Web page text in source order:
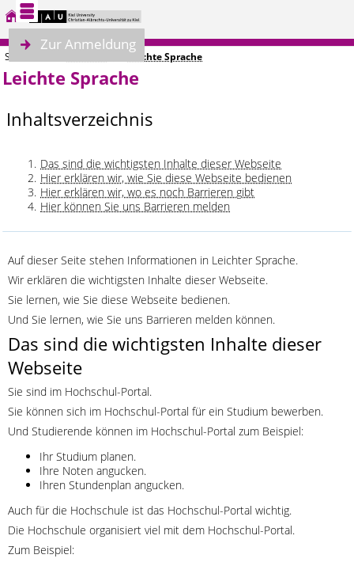
Zur Anmeldung
Sie sind hier: Leichte Sprache
Leichte Sprache
Inhaltsverzeichnis
Das sind die wichtigsten Inhalte dieser Webseite
Hier erklären wir, wie Sie diese Webseite bedienen
Hier erklären wir, wo es noch Barrieren gibt
Hier können Sie uns Barrieren melden
Auf dieser Seite stehen Informationen in Leichter Sprache.
Wir erklären die wichtigsten Inhalte dieser Webseite.
Sie lernen, wie Sie diese Webseite bedienen.
Und Sie lernen, wie Sie uns Barrieren melden können.
Das sind die wichtigsten Inhalte dieser
Webseite
Sie sind im Hochschul-Portal.
Sie können sich im Hochschul-Portal für ein Studium bewerben.
Und Studierende können im Hochschul-Portal zum Beispiel:
Ihr Studium planen.
Ihre Noten angucken.
Ihren Stundenplan angucken.
Auch für die Hochschule ist das Hochschul-Portal wichtig.
Die Hochschule organisiert viel mit dem Hochschul-Portal.
Zum Beispiel: